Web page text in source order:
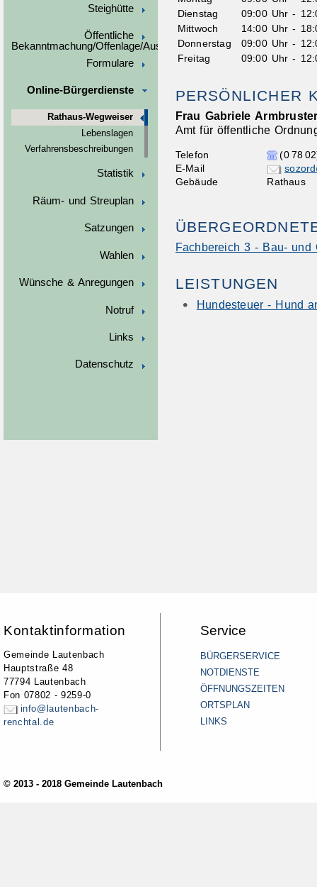
Steighütte
Öffentliche
Bekanntmachung/Offenlage/Ausschreibungen
Formulare
Online-Bürgerdienste
Rathaus-Wegweiser
Lebenslagen
Verfahrensbeschreibungen
Statistik
Räum- und Streuplan
Satzungen
Wahlen
Wünsche & Anregungen
Notruf
Links
Datenschutz
Dienstag
09:00 Uhr -
Mittwoch
14:00 Uhr -
Donnerstag
09:00 Uhr -
Freitag
09:00 Uhr -
PERSÖNLICHER
Frau Gabriele
Amt für öffentliche
Telefon (0 78
E-Mail
Gebäude
Rathaus
Fachbereich 3 - Bau- und
LEISTUNGEN
Hundesteuer - Hund
Kontaktinformation
Gemeinde Lautenbach
Hauptstraße 48
77794 Lautenbach
Fon 07802 - 9259-0
info@lautenbach-
renchtal.de
Service
BÜRGERSERVICE
NOTDIENSTE
ÖFFNUNGSZEITEN
ORTSPLAN
LINKS
© 2013 - 2018 Gemeinde Lautenbach